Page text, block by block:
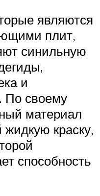
являются
плит,
синильную
и
По своему
материал
жидкую краску,
способность